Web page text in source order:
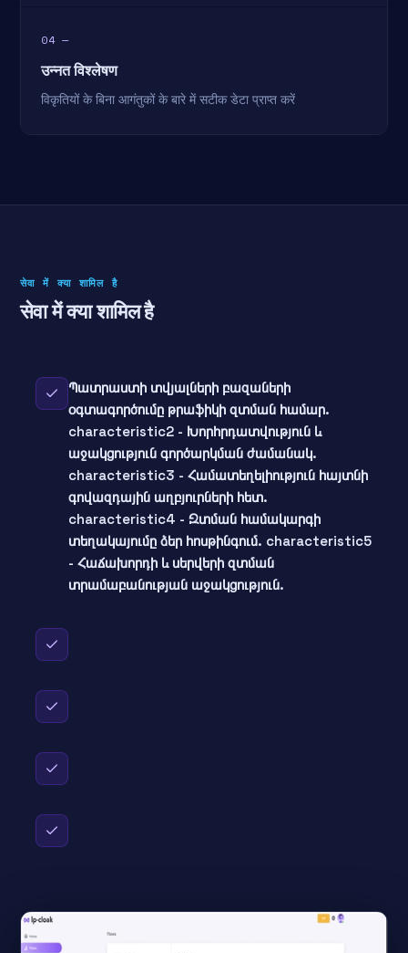
04 —
उन्नत विश्लेषण
विकृतियों के बिना आगंतुकों के बारे में सटीक डेटा प्राप्त करें
सेवा में क्या शामिल है
सेवा में क्या शामिल है
Պատրաստի տվյալների բազաների
օգտագործումը թրաֆիկի զտման համար.
characteristic2 - Խորհրդատվություն և
աջակցություն գործարկման ժամանակ.
characteristic3 - Համատեղելիություն հայտնի
գովազդային աղբյուրների հետ.
characteristic4 - Զտման համակարգի
տեղակայումը ձեր հոսթինգում. characteristic5
- Հաճախորդի և սերվերի զտման
տրամաբանության աջակցություն.